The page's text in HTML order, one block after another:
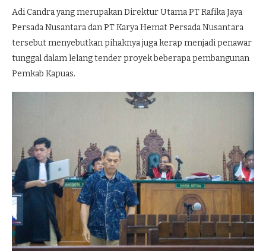
Adi Candra yang merupakan Direktur Utama PT Rafika Jaya
Persada Nusantara dan PT Karya Hemat Persada Nusantara
tersebut menyebutkan pihaknya juga kerap menjadi penawar
tunggal dalam lelang tender proyek beberapa pembangunan
Pemkab Kapuas.